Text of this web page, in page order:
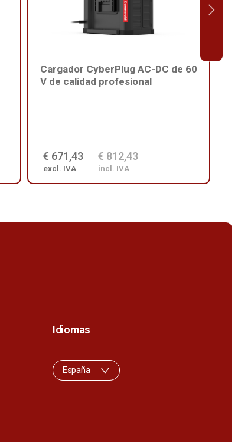
Cargador CyberPlug AC-DC de 60
V de calidad profesional
€ 671,43
excl. IVA
€ 812,43
incl. IVA
Idiomas
España